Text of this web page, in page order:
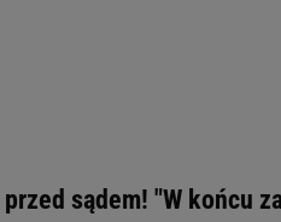
sądem! "W końcu